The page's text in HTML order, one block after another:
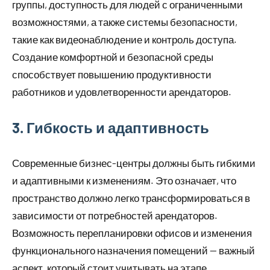
группы, доступность для людей с ограниченными
возможностями, а также системы безопасности,
такие как видеонаблюдение и контроль доступа.
Создание комфортной и безопасной среды
способствует повышению продуктивности
работников и удовлетворенности арендаторов.
3. Гибкость и адаптивность
Современные бизнес-центры должны быть гибкими
и адаптивными к изменениям. Это означает, что
пространство должно легко трансформироваться в
зависимости от потребностей арендаторов.
Возможность перепланировки офисов и изменения
функционального назначения помещений — важный
аспект, который стоит учитывать на этапе